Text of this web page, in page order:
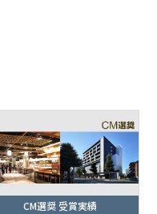
CM選奨 受賞実績